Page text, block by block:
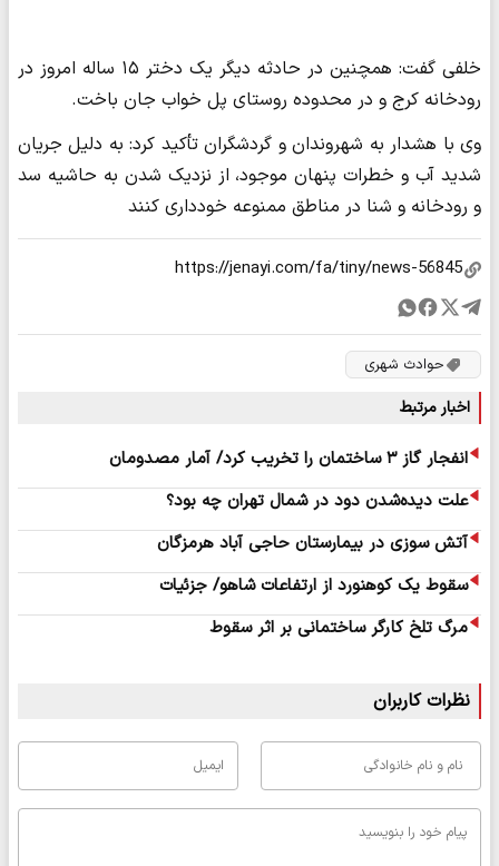
خلفی گفت: همچنین در حادثه دیگر یک دختر ۱۵ ساله امروز در
رودخانه کرج و در محدوده روستای پل خواب جان باخت.
وی با هشدار به شهروندان و گردشگران تأکید کرد: به دلیل جریان
شدید آب و خطرات پنهان موجود، از نزدیک شدن به حاشیه سد
و رودخانه و شنا در مناطق ممنوعه خودداری کنند
حوادث شهری
اخبار مرتبط
انفجار گاز ۳ ساختمان را تخریب کرد/ آمار مصدومان
علت دیده‌شدن دود در شمال تهران چه بود؟
آتش سوزی در بیمارستان حاجی آباد هرمزگان
سقوط یک کوهنورد از ارتفاعات شاهو/ جزئیات
مرگ تلخ کارگر ساختمانی بر اثر سقوط
نظرات کاربران